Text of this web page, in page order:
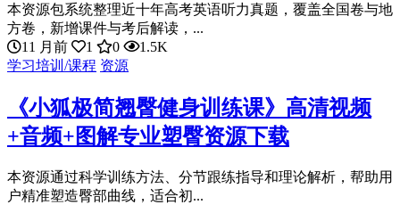
本资源包系统整理近十年高考英语听力真题，覆盖全国卷与地
方卷，新增课件与考后解读，...
11 月前
1 0
1.5K
学习培训/课程 资源
《小狐极简翘臀健身训练课》高清视频
+音频+图解专业塑臀资源下载
本资源通过科学训练方法、分节跟练指导和理论解析，帮助用
户精准塑造臀部曲线，适合初...